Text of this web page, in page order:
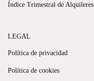
Índice Trimestral de Alquileres
LEGAL
Política de privacidad
Política de cookies